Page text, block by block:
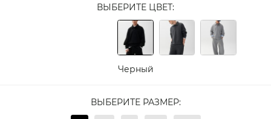
ВЫБЕРИТЕ ЦВЕТ:
Черный
ВЫБЕРИТЕ РАЗМЕР: